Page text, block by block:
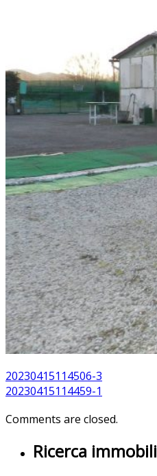
20230415114506-3
20230415114459-1
Comments are closed.
Ricerca immobili